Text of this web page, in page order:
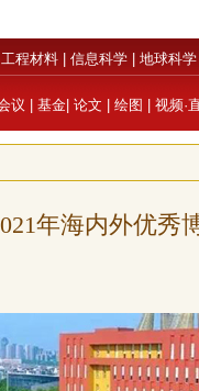
工程材料 信息科学 地球科学
议 基金 论文 绘图 视频·
年海内外优秀